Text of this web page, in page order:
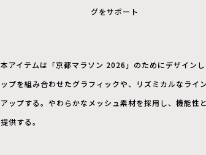
グをサポート
本アイテムは「京都マラソン 2026」のためにデザイン
ップを組み合わせたグラフィックや、リズミカルなラ
アップする。やわらかなメッシュ素材を採用し、機能
提供する。